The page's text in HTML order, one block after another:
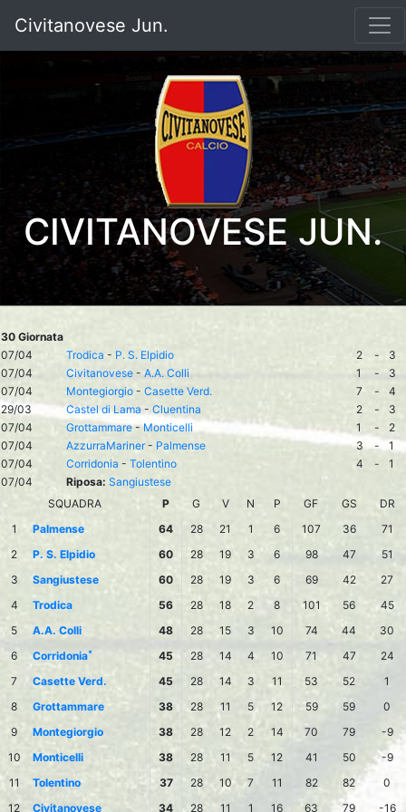
Civitanovese Jun.
CIVITANOVESE JUN.
30 Giornata
07/04
Trodica - P. S. Elpidio 2 -
3
07/04
Civitanovese - A.A. Colli 1 -
3
07/04
Montegiorgio - Casette Verd. 7 -
4
29/03
Castel di Lama - Cluentina 2 -
3
07/04
Grottammare-Monticelli 1 -
2
07/04
AzzurraMariner- Palmense 3 -
1
07/04
Corridonia - Tolentino 4 -
1
07/04
Riposa: Sangiustese
SQUADRA
P G V N P GF GS
DR
1
Palmense 64 28 21 1 6 107 36
71
2
P. S. Elpidio 60 28 19 3 6 98 47
51
3
Sangiustese 60 28 19 3 6 69 42
27
4
Trodica 56 28 18 2 8 101 56
45
5
A.A. Colli 48 28 15 3 10 74 44
30
6
Corridonia* 45 28 14 4 10 71 47
24
7
Casette Verd. 45 28 14 3 11 53 52
1
8
Grottammare 38 28 11 5 12 59 59
0
9
Montegiorgio 38 28 12 2 14 70 79
-9
10
Monticelli 38 28 11 5 12 41 50
-9
11
Tolentino 37 28 10 7 11 82 82
0
12
Civitanovese 34 28 11 1 16 63 79 -16